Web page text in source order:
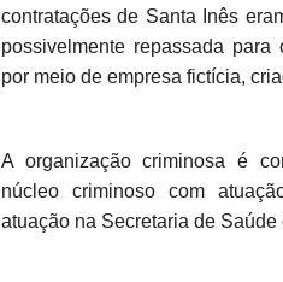
contratações de Santa Inês
possivelmente repassada
por meio de empresa fictícia,
A organização criminosa é
núcleo criminoso com
atuação na Secretaria de